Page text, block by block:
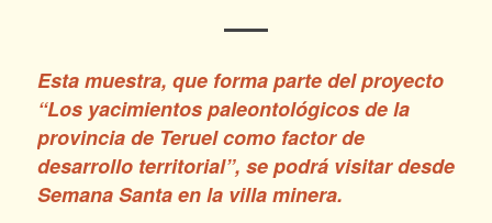
Esta muestra, que forma parte del proyecto
“Los yacimientos paleontológicos de la
provincia de Teruel como factor de
desarrollo territorial”, se podrá visitar desde
Semana Santa en la villa minera.